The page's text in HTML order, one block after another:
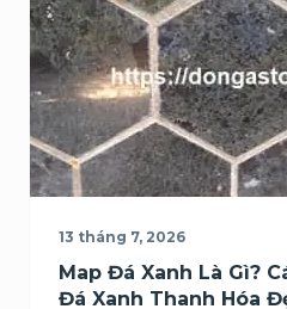
13 tháng 7, 2026
Map Đá Xanh Là Gì?
Đá Xanh Thanh Hóa